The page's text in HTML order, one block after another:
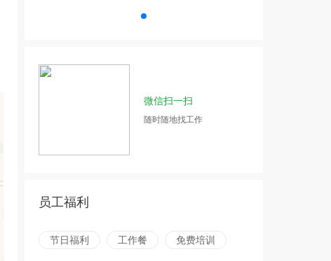
微信扫一扫
随时随地找工作
员工福利
节日福利 工作餐 免费培训